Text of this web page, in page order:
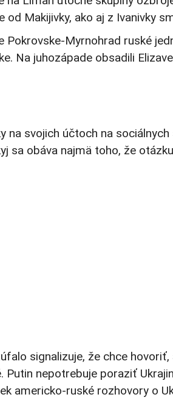
od Makijivky, ako aj z Ivanivky
Pokrovske-Myrnohrad ruské
Na juhozápade obsadili
na svojich účtoch na
sa obáva najmä toho, že
signalizuje, že chce
Putin nepotrebuje poraziť
americko-ruské rozhovory o